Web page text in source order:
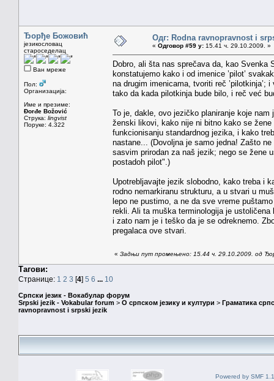
Ђорђе Божовић
језикословац
староседелац
Ван мреже
Пол:
Организација:
Име и презиме:
Đorđe Božović
Струка: lingvist
Поруке: 4.322
Одг: Rodna ravnopravnost i
« Одговор #59 у: 15.41 ч. 29.10.2009. »
Dobro, ali šta nas sprečava da, kao Svenka
konstatujemo kako i od imenice ’pilot’
na drugim imenicama, tvoriti reč
tako da kada pilotkinja bude bilo, i reč već
To je, dakle, ovo jezičko planiranje koje
ženski likovi, kako nije ni bitno kako se
funkcionisanju standardnog jezika, i kako
nastane... (Dovoljna je samo jedna! Zašto
sasvim prirodan za naš jezik; nego se žene
postadoh pilot".)
Upotrebljavajte jezik slobodno, kako treba i
rodno nemarkiranu strukturu, a u stvari u
lepo ne pustimo, a ne da sve vreme
rekli. Ali ta muška terminologija je ustoličena
i zato nam je i teško da je se odreknemo.
pregalaca ove stvari.
« Задњи пут промењено: 15.44 ч. 29.10.2009. од
Тагови:
Странице: 1 2 3 [4] 5 6 ... 10
Српски језик - Вокабулар форум
Srpski jezik - Vokabular forum > О српском језику и култури > Граматика
ravnopravnost i srpski jezik
Powered by SMF